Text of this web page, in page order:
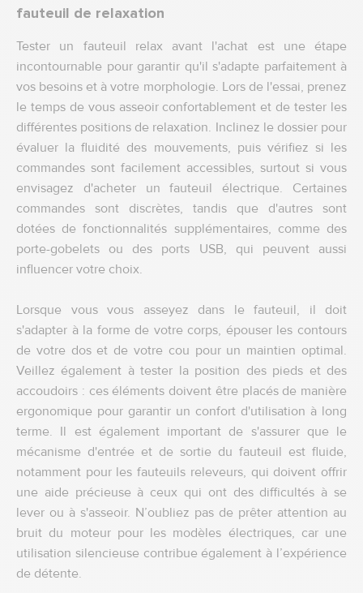
fauteuil de relaxation
Tester un fauteuil relax avant l'achat est une étape
incontournable pour garantir qu'il s'adapte parfaitement à
vos besoins et à votre morphologie. Lors de l'essai, prenez
le temps de vous asseoir confortablement et de tester les
différentes positions de relaxation. Inclinez le dossier pour
évaluer la fluidité des mouvements, puis vérifiez si les
commandes sont facilement accessibles, surtout si vous
envisagez d'acheter un fauteuil électrique. Certaines
commandes sont discrètes, tandis que d'autres sont
dotées de fonctionnalités supplémentaires, comme des
porte-gobelets ou des ports USB, qui peuvent aussi
influencer votre choix.
Lorsque vous vous asseyez dans le fauteuil, il doit
s'adapter à la forme de votre corps, épouser les contours
de votre dos et de votre cou pour un maintien optimal.
Veillez également à tester la position des pieds et des
accoudoirs : ces éléments doivent être placés de manière
ergonomique pour garantir un confort d'utilisation à long
terme. Il est également important de s'assurer que le
mécanisme d'entrée et de sortie du fauteuil est fluide,
notamment pour les fauteuils releveurs, qui doivent offrir
une aide précieuse à ceux qui ont des difficultés à se
lever ou à s'asseoir. N’oubliez pas de prêter attention au
bruit du moteur pour les modèles électriques, car une
utilisation silencieuse contribue également à l’expérience
de détente.